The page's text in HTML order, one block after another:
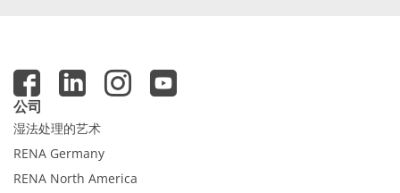
公司
湿法处理的艺术
RENA Germany
RENA North America